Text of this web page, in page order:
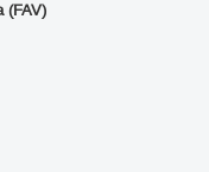
(FAV)